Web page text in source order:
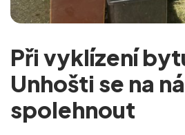
Při vyklízení
Unhošti se na
spolehnout